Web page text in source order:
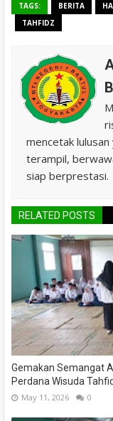
TAGS: BERITA
TAHFIDZ
mencetak
terampil,
siap berprestasi.
RELATED POSTS
Gemakan Semangat
Perdana Wisuda
May 11, 2026 0